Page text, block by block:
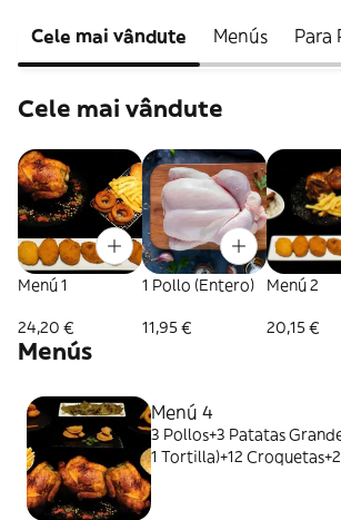
Cele mai vândute Menús Para
Cele mai vândute
Menú 1
24,20 €
1 Pollo (Entero)
11,95 €
Menú 2
20,15 €
Menús
Menú 4
3 Pollos+3 Patatas
1 Tortilla)+12